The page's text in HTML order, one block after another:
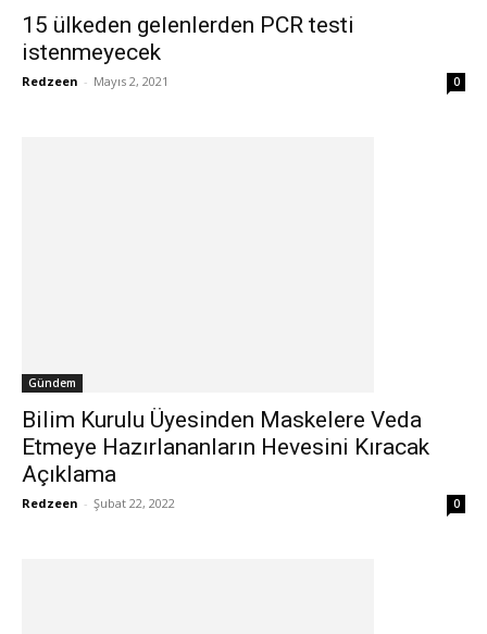
15 ülkeden gelenlerden PCR testi
istenmeyecek
Redzeen - Mayıs 2, 2021 0
Gündem
Bilim Kurulu Üyesinden Maskelere Veda
Etmeye Hazırlananların Hevesini Kıracak
Açıklama
Redzeen - Şubat 22, 2022 0